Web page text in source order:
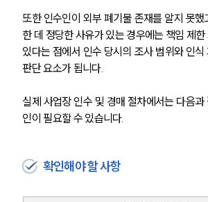
언론보도
공지사항
법률 블로그
법률서식
뉴스레터/브로슈어
대륜법률상담예약
또한 인수인이 외부 폐기물 존재를 알지 못
한 데 정당한 사유가 있는 경우에는 책임 제
있다는 점에서 인수 당시의 조사 범위와 인
판단 요소가 됩니다.
실제 사업장 인수 및 경매 절차에서는 다음
인이 필요할 수 있습니다.
확인해야 할 사항